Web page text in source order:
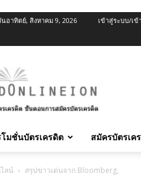
นอาทิตย์, สิงหาคม 9, 2026 เข้าสู่ระบบ/เข้
มชั่นบัตรเครดิต สมัครบัตรเค
ลน์ สรุปข่าวเด่นจาก Bloomberg,